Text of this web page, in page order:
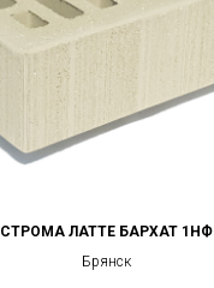
СТРОМА ЛАТТЕ БАРХАТ 1НФ
Брянск